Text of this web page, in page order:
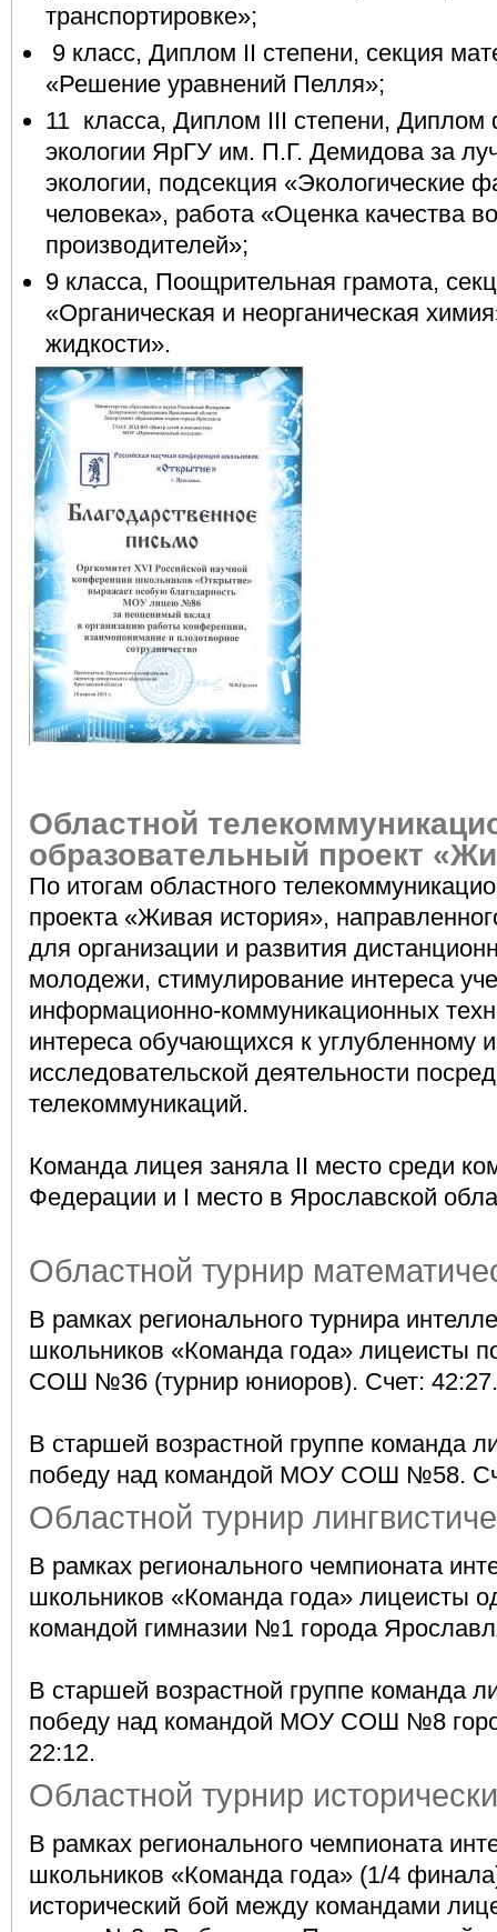
транспортировке»;
9 класс, Диплом II степени, секция
«Решение уравнений Пелля»;
11 класса, Диплом III степени, Диплом
экологии ЯрГУ им. П.Г. Демидова за
экологии, подсекция «Экологические
человека», работа «Оценка качества
производителей»;
9 класса, Поощрительная грамота,
«Органическая и неорганическая
жидкости».
Областной
образовательный проект
По итогам областного
проекта «Живая история»,
для организации и развития
молодежи, стимулирование интереса
информационно-коммуникационных
интереса обучающихся к углубленному
исследовательской деятельности
телекоммуникаций.
Команда лицея заняла II место среди
Федерации и I место в Ярославской
Областной турнир
В рамках регионального турнира
школьников «Команда года» лицеисты
СОШ №36 (турнир юниоров). Счет: 42:27.
В старшей возрастной группе команда
победу над командой МОУ СОШ №58.
Областной турнир
В рамках регионального чемпионата
школьников «Команда года» лицеисты
командой гимназии №1 города
В старшей возрастной группе команда
победу над командой МОУ СОШ №8
22:12.
Областной турнир
В рамках регионального чемпионата
школьников «Команда года» (1/4
исторический бой между командами